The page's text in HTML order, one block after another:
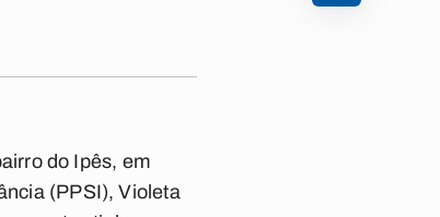
do Ipês, em
(PPSI), Violeta